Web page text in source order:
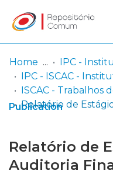
Communities
& Collections
Log
In
(current)
Home
Publication
Relatório de
Auditoria